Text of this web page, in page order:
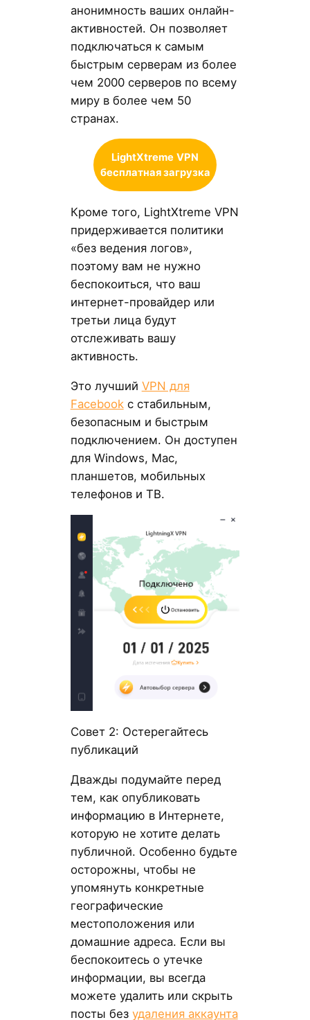
анонимность ваших онлайн-
активностей. Он позволяет
подключаться к самым
быстрым серверам из более
чем 2000 серверов по всему
миру в более чем 50
странах.
LightXtreme VPN
бесплатная загрузка
Кроме того, LightXtreme VPN
придерживается политики
«без ведения логов»,
поэтому вам не нужно
беспокоиться, что ваш
интернет-провайдер или
третьи лица будут
отслеживать вашу
активность.
Это лучший VPN для
Facebook с стабильным,
безопасным и быстрым
подключением. Он доступен
для Windows, Mac,
планшетов, мобильных
телефонов и ТВ.
Совет 2: Остерегайтесь
публикаций
Дважды подумайте перед
тем, как опубликовать
информацию в Интернете,
которую не хотите делать
публичной. Особенно будьте
осторожны, чтобы не
упомянуть конкретные
географические
местоположения или
домашние адреса. Если вы
беспокоитесь о утечке
информации, вы всегда
можете удалить или скрыть
посты без удаления аккаунта